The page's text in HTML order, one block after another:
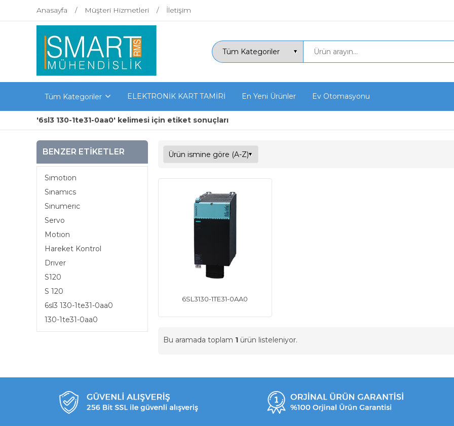
Anasayfa Müşteri Hizmetleri İletişim
Tüm Kategoriler ELEKTRONİK KART TAMİRİ En Yeni Ürünler Ev Otomasyonu
'6sl3 130-1te31-0aa0' kelimesi için etiket sonuçları
BENZER ETIKETLER
Sımotıon
Sınamıcs
Sınumerıc
Servo
Motıon
Hareket Kontrol
Drıver
S120
S 120
6sl3 130-1te31-0aa0
130-1te31-0aa0
6SL3130-1TE31-0AA0
Bu aramada toplam 1 ürün listeleniyor.